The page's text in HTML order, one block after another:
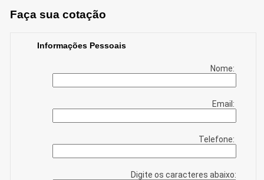
Faça sua cotação
Informações Pessoais
Nome:
Email:
Telefone:
Digite os caracteres abaixo: